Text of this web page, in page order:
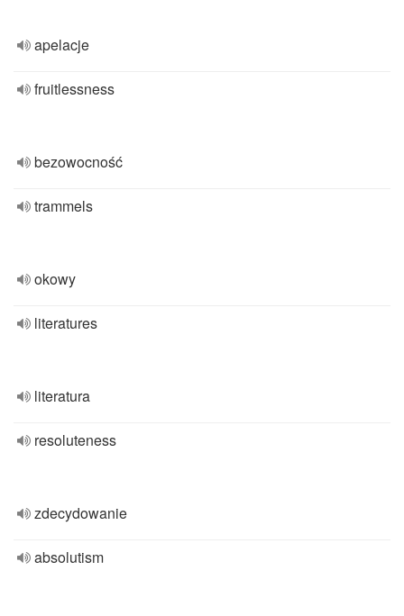
apelacje
fruitlessness
bezowocność
trammels
okowy
literatures
literatura
resoluteness
zdecydowanie
absolutism